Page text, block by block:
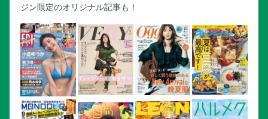
ジン限定のオリジナル記事も！